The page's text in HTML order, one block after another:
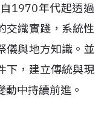
1970年代起透過
交織實踐，系統性
儀與地方知識。並
下，建立傳統與現
中持續前進。